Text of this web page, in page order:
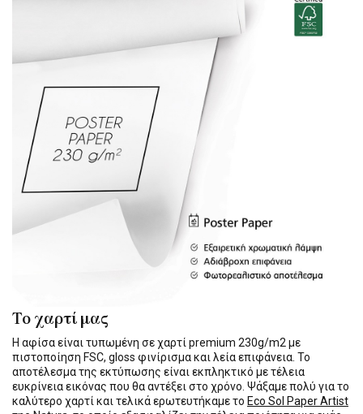
Το χαρτί μας
Η αφίσα είναι τυπωμένη σε χαρτί premium 230g/m2 με
πιστοποίηση FSC, gloss φινίρισμα και λεία επιφάνεια. Το
αποτέλεσμα της εκτύπωσης είναι εκπληκτικό με τέλεια
ευκρίνεια εικόνας που θα αντέξει στο χρόνο. Ψάξαμε πολύ για το
καλύτερο χαρτί και τελικά ερωτευτήκαμε το Eco Sol Paper Artist